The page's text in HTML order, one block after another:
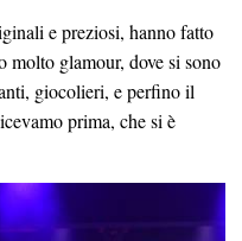
e preziosi, hanno fatto
molto glamour, dove si sono
giocolieri, e perfino il
prima, che si è